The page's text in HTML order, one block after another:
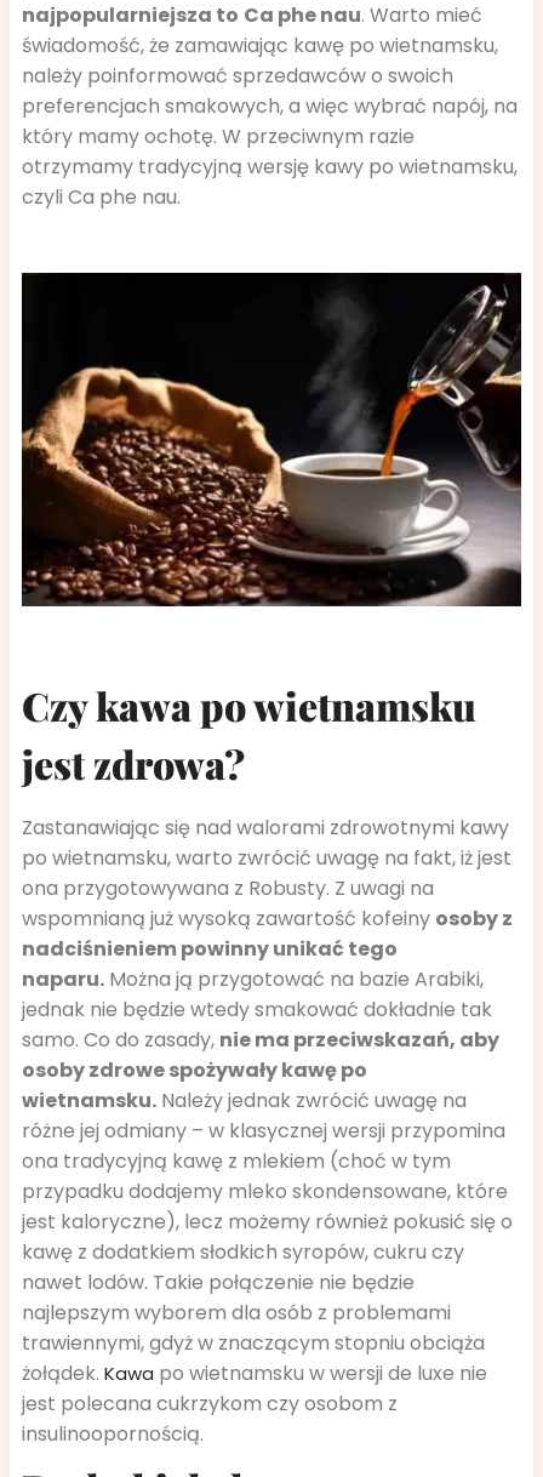
najpopularniejsza to Ca phe nau. Warto mieć
świadomość, że zamawiając kawę po wietnamsku,
należy poinformować sprzedawców o swoich
preferencjach smakowych, a więc wybrać napój, na
który mamy ochotę. W przeciwnym razie
otrzymamy tradycyjną wersję kawy po wietnamsku,
czyli Ca phe nau.
Czy kawa po wietnamsku
jest zdrowa?
Zastanawiając się nad walorami zdrowotnymi kawy
po wietnamsku, warto zwrócić uwagę na fakt, iż jest
ona przygotowywana z Robusty. Z uwagi na
wspomnianą już wysoką zawartość kofeiny osoby z
nadciśnieniem powinny unikać tego
naparu. Można ją przygotować na bazie Arabiki,
jednak nie będzie wtedy smakować dokładnie tak
samo. Co do zasady, nie ma przeciwskazań, aby
osoby zdrowe spożywały kawę po
wietnamsku. Należy jednak zwrócić uwagę na
różne jej odmiany – w klasycznej wersji przypomina
ona tradycyjną kawę z mlekiem (choć w tym
przypadku dodajemy mleko skondensowane, które
jest kaloryczne), lecz możemy również pokusić się o
kawę z dodatkiem słodkich syropów, cukru czy
nawet lodów. Takie połączenie nie będzie
najlepszym wyborem dla osób z problemami
trawiennymi, gdyż w znaczącym stopniu obciąża
żołądek. Kawa po wietnamsku w wersji de luxe nie
jest polecana cukrzykom czy osobom z
insulinoopornością.